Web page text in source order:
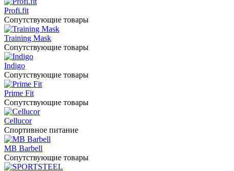
Profi.fit
Сопутствующие товары
Training Mask
Сопутствующие товары
Indigo
Сопутствующие товары
Prime Fit
Сопутствующие товары
Cellucor
Спортивное питание
MB Barbell
Сопутствующие товары